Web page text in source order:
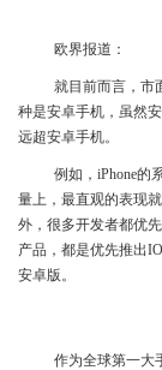
欧界报道：
就目前而言，市
种是安卓手机，虽然
远超安卓手机。
例如，iPhone的
量上，最直观的表现
外，很多开发者都优
产品，都是优先推出
安卓版。
作为全球第一大